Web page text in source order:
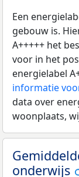
Een
gebouw is.
A+++++ het
voor in het
energielabel
informatie
data over
woonplaats,
onderwijs